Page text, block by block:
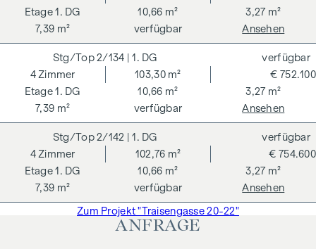
1. DG
10,66 m²
3,27 m²
7,39 m²
verfügbar Ansehen
2/134 | 1. DG
1. DG
4 Zimmer
103,30 m²
10,66 m²
3,27 m²
7,39 m²
€ 752.100
verfügbar
verfügbar
Ansehen
2/142 | 1. DG
1. DG
4 Zimmer
102,76 m²
10,66 m²
3,27 m²
7,39 m²
€ 754.600
verfügbar
verfügbar
Ansehen
Zum Projekt "Traisengasse 20-22"
ANFRAGE